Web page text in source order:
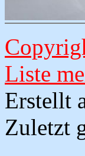
Liste
Erstellt
Zuletzt